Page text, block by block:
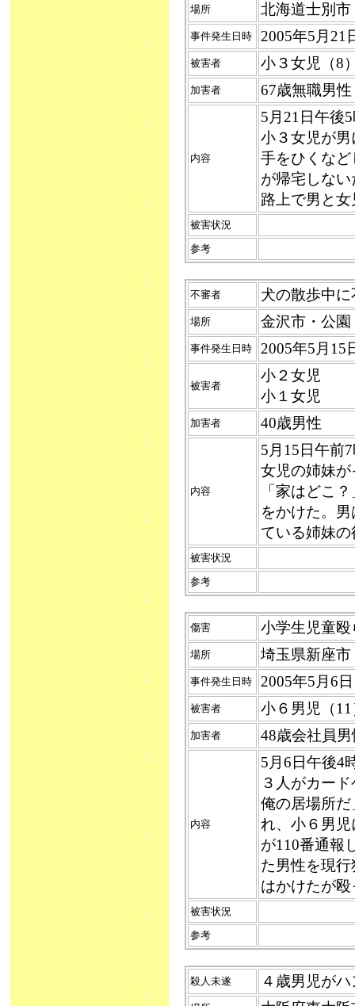
場所 北海道士別市
事件発生日時 2005年5月
被害者 小３女児（8
加害者 67歳無職男
内容
5月21日午後
小３女児が
手をひくな
が帰宅しな
路上で男と
被害状況
参考
不審者 犬の散歩中に
場所 金沢市・公園
事件発生日時 2005年5月
被害者
小２女児
小１女児
加害者 40歳男性
内容
5月15日午前
女児の姉妹
「家はどこ
をかけた。
ている姉妹
被害状況
参考
傷害 小学生児童殴
場所 埼玉県新座市
事件発生日時 2005年5月6
被害者 小６男児（11
加害者 48歳会社員
内容
5月6日午後4
３人がカー
俺の居場所
れ、小６男
が110番通報
た男性を現
はかけたが
被害状況
参考
殺人未遂 ４歳男児が